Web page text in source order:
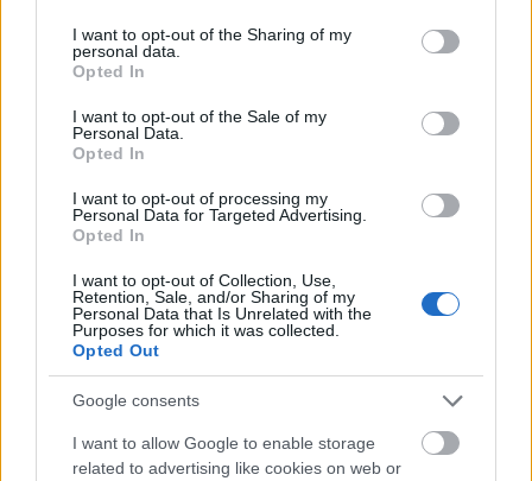
not limited to your visit or usage behaviour. You may click to
grant or deny consent to Google and its third-party tags to
use your data for below specified purposes in below Google
consent section.
I want to opt-out of the Sharing of my
personal data.
Opted In
I want to opt-out of the Sale of my
Personal Data.
Opted In
I want to opt-out of processing my
Personal Data for Targeted Advertising.
Opted In
I want to opt-out of Collection, Use,
Retention, Sale, and/or Sharing of my
Personal Data that Is Unrelated with the
Purposes for which it was collected.
Opted Out
Google consents
I want to allow Google to enable storage
related to advertising like cookies on web or
találkozó. A részletek itt. Legfeljebb annyit tennék
még hozzá, hogy én 2005-ben voltam a fesztiválon, a
képek is…